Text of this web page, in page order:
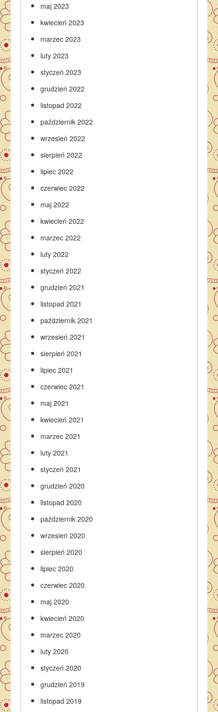
maj 2023
kwiecień 2023
marzec 2023
luty 2023
styczeń 2023
grudzień 2022
listopad 2022
październik 2022
wrzesień 2022
sierpień 2022
lipiec 2022
czerwiec 2022
maj 2022
kwiecień 2022
marzec 2022
luty 2022
styczeń 2022
grudzień 2021
listopad 2021
październik 2021
wrzesień 2021
sierpień 2021
lipiec 2021
czerwiec 2021
maj 2021
kwiecień 2021
marzec 2021
luty 2021
styczeń 2021
grudzień 2020
listopad 2020
październik 2020
wrzesień 2020
sierpień 2020
lipiec 2020
czerwiec 2020
maj 2020
kwiecień 2020
marzec 2020
luty 2020
styczeń 2020
grudzień 2019
listopad 2019